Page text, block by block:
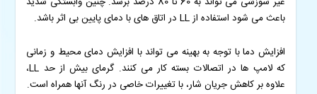
باعث می شود استفاده از LL در اتاق های با دمای پایین بی اثر باشد.
افزایش دما با توجه به بهینه می تواند با افزایش دمای محیط و زمانی
که لامپ ها در اتصالات بسته کار می کنند. گرمای بیش از حد LL،
علاوه بر کاهش جریان شار، با تغییرات خاصی در رنگ آنها همراه است.